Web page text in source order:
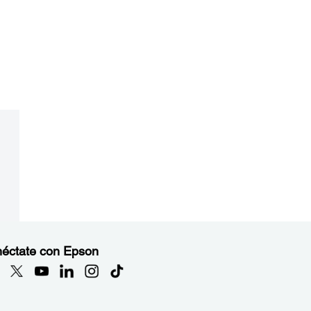
con Epson